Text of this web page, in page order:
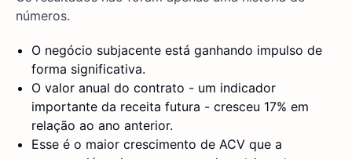
números.
O negócio subjacente está ganhando impulso de
forma significativa.
O valor anual do contrato - um indicador
importante da receita futura - cresceu 17% em
relação ao ano anterior.
Esse é o maior crescimento de ACV que a